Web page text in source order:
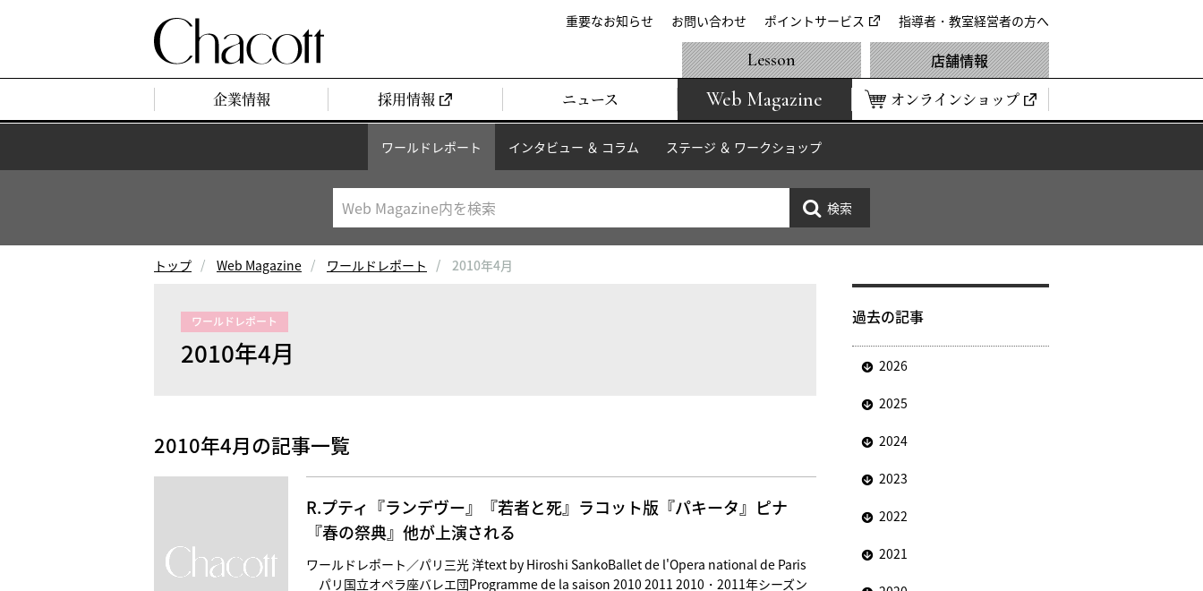
重要なお知らせ お問い合わせ ポイントサービス 指導者・教室経営者の方へ
企業情報 採用情報 ニュース Web Magazine オンラインショップ
Lesson 店舗情報
ワールドレポート インタビュー ＆ コラム ステージ ＆ ワークショップ
トップ Web Magazine ワールドレポート 2010年4月
ワールドレポート
2010年4月
2010年4月の記事一覧
R.プティ『ランデヴー』『若者と死』ラコット版『パキータ』ピナ
『春の祭典』他が上演される
ワールドレポート／パリ三光 洋text by Hiroshi SankoBallet de l'Opera national de Paris
パリ国立オペラ座バレエ団Programme de la saison 2010 2011 2010・2011年シーズン
過去の記事
2026
2025
2024
2023
2022
2021